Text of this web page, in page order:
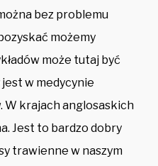
bez problemu
możemy
może tutaj być
w medycynie
W krajach anglosaskich
Jest to bardzo dobry
trawienne w naszym